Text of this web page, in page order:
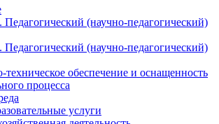
Педагогический (научно-педагогический)
Педагогический (научно-педагогический)
техническое обеспечение и оснащенность
процесса
услуги